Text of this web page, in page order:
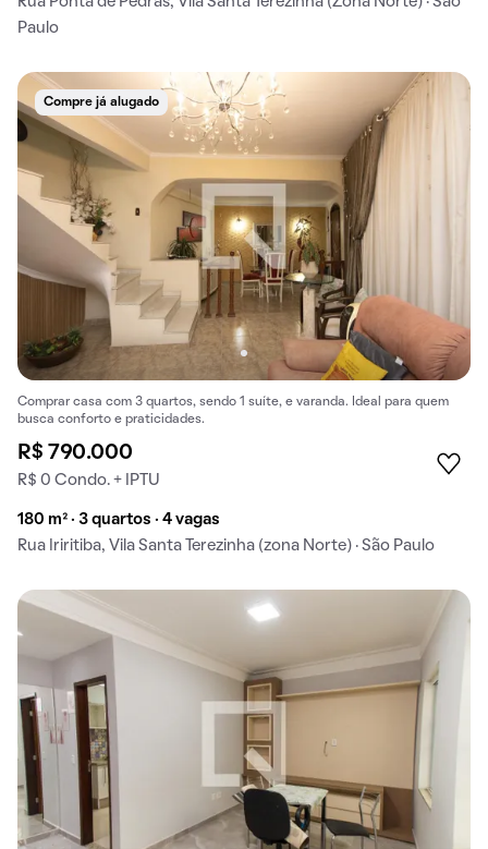
Paulo
Compre já alugado
Comprar casa com 3 quartos, sendo 1 suíte, e varanda. Ideal para quem
busca conforto e praticidades.
R$ 790.000
R$ 0 Condo. + IPTU
180 m² · 3 quartos · 4 vagas
Rua Iriritiba, Vila Santa Terezinha (zona Norte) · São Paulo